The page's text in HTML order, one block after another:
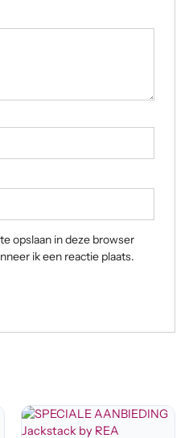
opslaan in deze browser
ik een reactie plaats.